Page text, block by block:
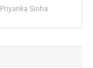
Priyanka Sinha